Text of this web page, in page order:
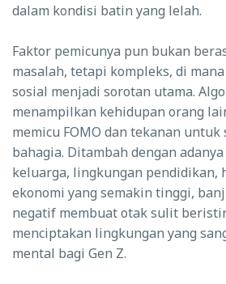
dalam kondisi batin yang lelah.
Faktor pemicunya pun bukan
masalah, tetapi kompleks, di
sosial menjadi sorotan utama.
menampilkan kehidupan orang
memicu FOMO dan tekanan
bahagia. Ditambah dengan
keluarga, lingkungan pendidikan,
ekonomi yang semakin tinggi,
negatif membuat otak sulit
menciptakan lingkungan yang
mental bagi Gen Z.